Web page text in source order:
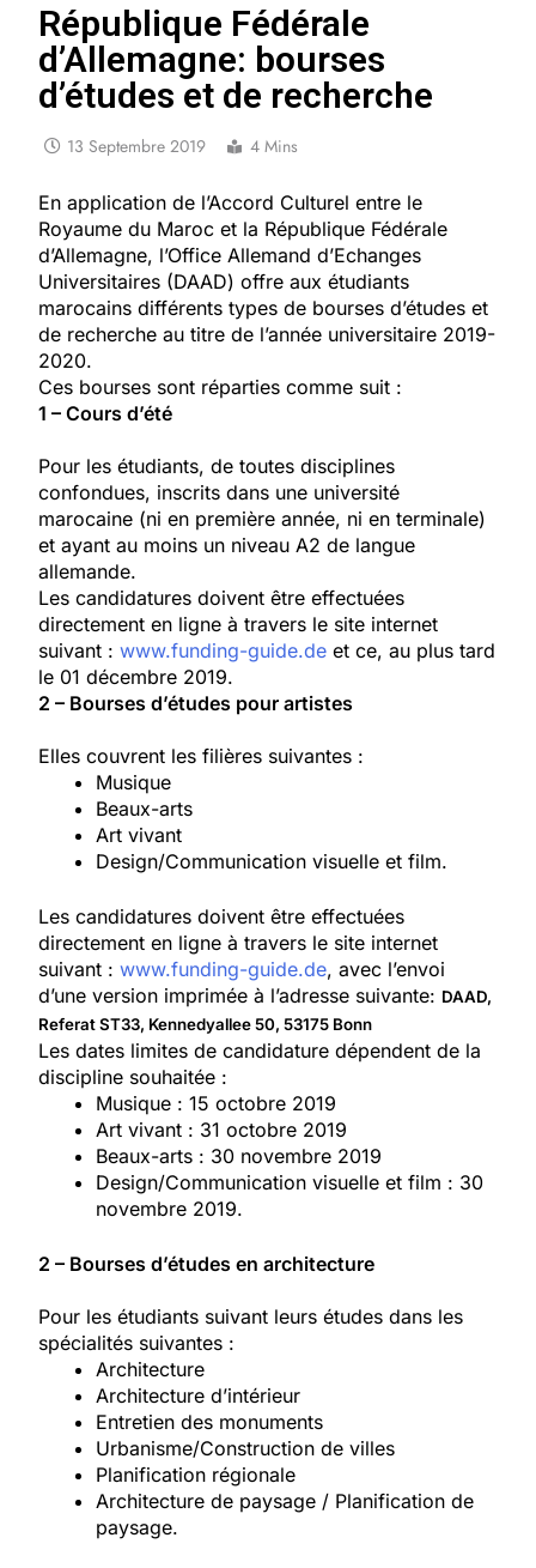
République Fédérale
d’Allemagne: bourses
d’études et de recherche
13 Septembre 2019 4 Mins
En application de l’Accord Culturel entre le
Royaume du Maroc et la République Fédérale
d’Allemagne, l’Office Allemand d’Echanges
Universitaires (DAAD) offre aux étudiants
marocains différents types de bourses d’études et
de recherche au titre de l’année universitaire 2019-
2020.
Ces bourses sont réparties comme suit :
1 – Cours d’été
Pour les étudiants, de toutes disciplines
confondues, inscrits dans une université
marocaine (ni en première année, ni en terminale)
et ayant au moins un niveau A2 de langue
allemande.
Les candidatures doivent être effectuées
directement en ligne à travers le site internet
suivant : www.funding-guide.de et ce, au plus tard
le 01 décembre 2019.
2 – Bourses d’études pour artistes
Elles couvrent les filières suivantes :
Musique
Beaux-arts
Art vivant
Design/Communication visuelle et film.
Les candidatures doivent être effectuées
directement en ligne à travers le site internet
suivant : www.funding-guide.de, avec l’envoi
d’une version imprimée à l’adresse suivante: DAAD,
Referat ST33, Kennedyallee 50, 53175 Bonn
Les dates limites de candidature dépendent de la
discipline souhaitée :
Musique : 15 octobre 2019
Art vivant : 31 octobre 2019
Beaux-arts : 30 novembre 2019
Design/Communication visuelle et film : 30
novembre 2019.
2 – Bourses d’études en architecture
Pour les étudiants suivant leurs études dans les
spécialités suivantes :
Architecture
Architecture d’intérieur
Entretien des monuments
Urbanisme/Construction de villes
Planification régionale
Architecture de paysage / Planification de
paysage.